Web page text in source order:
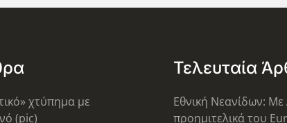
χτύπημα με
(pic)
Τελευταία
Εθνική Νεανίδων: Με
προημιτελικά του